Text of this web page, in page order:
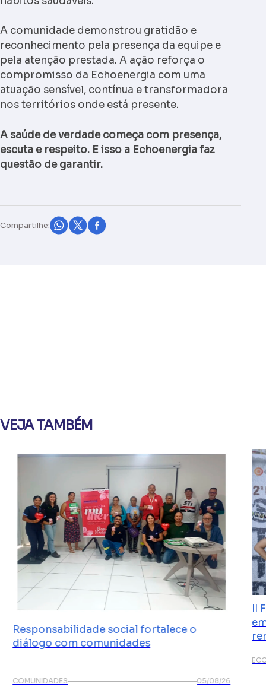
A comunidade demonstrou gratidão e
reconhecimento pela presença da equipe e
pela atenção prestada. A ação reforça o
compromisso da Echoenergia com uma
atuação sensível, contínua e transformadora
nos territórios onde está presente.
A saúde de verdade começa com presença,
escuta e respeito. E isso a Echoenergia faz
questão de garantir.
Compartilhe:
VEJA TAMBÉM
Responsabilidade social fortalece o
diálogo com comunidades
COMUNIDADES 05/08/26
II